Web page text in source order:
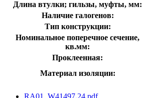
Длина втулки; гильзы, муфты, мм:
Наличие галогенов:
Тип конструкции:
Номинальное поперечное сечение,
кв.мм:
Проклеенная:
Материал изоляции:
RA01_W41497.24.pdf